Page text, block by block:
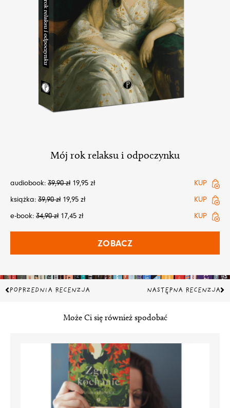
Mój rok relaksu i odpoczynku
audiobook: 39,90zł 19,95 zł
KUP
książka: 39,90zł 19,95 zł
KUP
e-book: 34,90zł 17,45 zł KUP
ZOBACZ
Prev
POPRZEDNIA RECENZJA NASTĘPNA RECENZJA
Może Ci się również spodobać